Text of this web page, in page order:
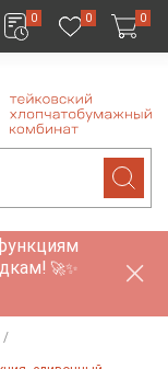
0 0 0
🚀✨